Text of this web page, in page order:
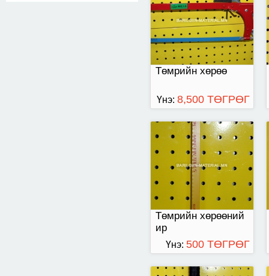
Төмрийн хөрөө
Үнэ: 8,500 ТӨГРӨГ
Төмрийн хөрөөний
ир
Үнэ: 500 ТӨГРӨГ
Солонгос Самура
хөрөө